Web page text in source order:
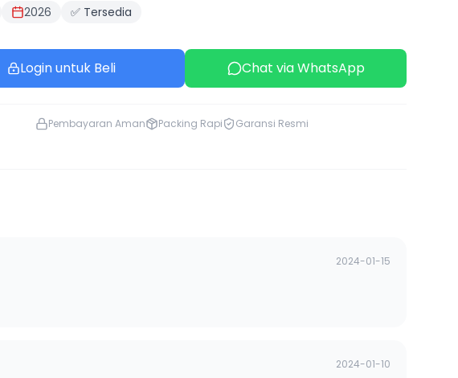
2026 ✅ Tersedia
Login untuk Beli Chat via WhatsApp
Pembayaran Aman Packing Rapi Garansi Resmi
2024-01-15
2024-01-10